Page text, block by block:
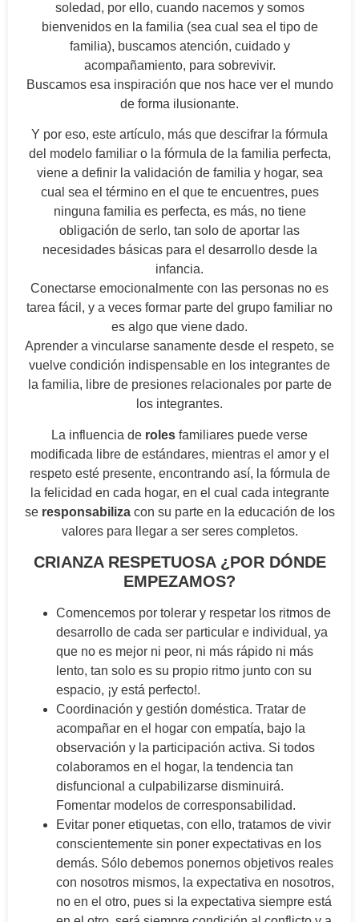
soledad, por ello, cuando nacemos y somos
bienvenidos en la familia (sea cual sea el tipo de
familia), buscamos atención, cuidado y
acompañamiento, para sobrevivir.
Buscamos esa inspiración que nos hace ver el mundo
de forma ilusionante.
Y por eso, este artículo, más que descifrar la fórmula
del modelo familiar o la fórmula de la familia perfecta,
viene a definir la validación de familia y hogar, sea
cual sea el término en el que te encuentres, pues
ninguna familia es perfecta, es más, no tiene
obligación de serlo, tan solo de aportar las
necesidades básicas para el desarrollo desde la
infancia.
Conectarse emocionalmente con las personas no es
tarea fácil, y a veces formar parte del grupo familiar no
es algo que viene dado.
Aprender a vincularse sanamente desde el respeto, se
vuelve condición indispensable en los integrantes de
la familia, libre de presiones relacionales por parte de
los integrantes.
La influencia de roles familiares puede verse
modificada libre de estándares, mientras el amor y el
respeto esté presente, encontrando así, la fórmula de
la felicidad en cada hogar, en el cual cada integrante
se responsabiliza con su parte en la educación de los
valores para llegar a ser seres completos.
CRIANZA RESPETUOSA ¿POR DÓNDE
EMPEZAMOS?
Comencemos por tolerar y respetar los ritmos de
desarrollo de cada ser particular e individual, ya
que no es mejor ni peor, ni más rápido ni más
lento, tan solo es su propio ritmo junto con su
espacio, ¡y está perfecto!.
Coordinación y gestión doméstica. Tratar de
acompañar en el hogar con empatía, bajo la
observación y la participación activa. Si todos
colaboramos en el hogar, la tendencia tan
disfuncional a culpabilizarse disminuirá.
Fomentar modelos de corresponsabilidad.
Evitar poner etiquetas, con ello, tratamos de vivir
conscientemente sin poner expectativas en los
demás. Sólo debemos ponernos objetivos reales
con nosotros mismos, la expectativa en nosotros,
no en el otro, pues si la expectativa siempre está